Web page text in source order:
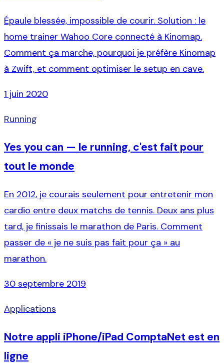
Épaule blessée, impossible de courir. Solution : le
home trainer Wahoo Core connecté à Kinomap.
Comment ça marche, pourquoi je préfère Kinomap
à Zwift, et comment optimiser le setup en cave.
1 juin 2020
Running
Yes you can — le running, c'est fait pour
tout le monde
En 2012, je courais seulement pour entretenir mon
cardio entre deux matchs de tennis. Deux ans plus
tard, je finissais le marathon de Paris. Comment
passer de « je ne suis pas fait pour ça » au
marathon.
30 septembre 2019
Applications
Notre appli iPhone/iPad ComptaNet est en
ligne